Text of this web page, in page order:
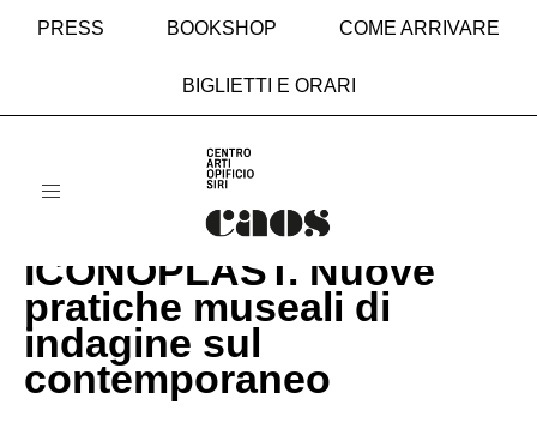
PRESS BOOKSHOP COME ARRIVARE
BIGLIETTI E ORARI
Toggle
ICONOPLAST. Nuove
pratiche museali di
indagine sul
contemporaneo